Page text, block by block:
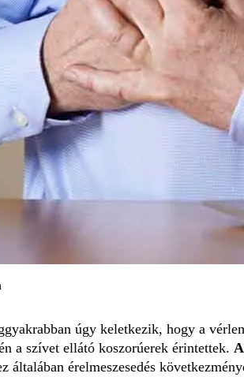
úgy keletkezik, hogy a
a szívet ellátó koszorúerek érintettek.
általában érelmeszesedés